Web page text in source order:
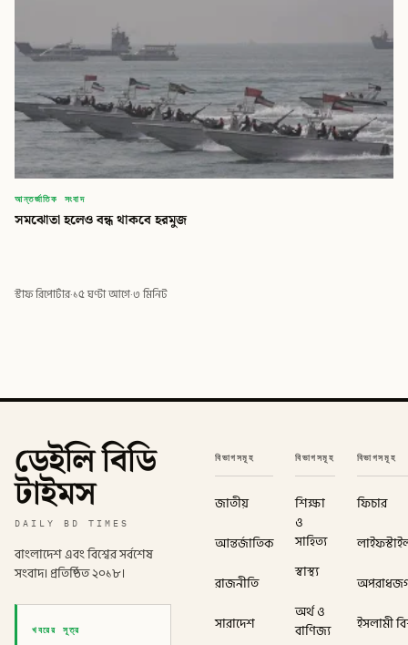
আন্তর্জাতিক সংবাদ
সমঝোতা হলেও বন্ধ থাকবে হরমুজ
স্টাফ রিপোর্টার·১৫ ঘণ্টা আগে·৩ মিনিট
ডেইলি বিডি
টাইমস
DAILY BD TIMES
বাংলাদেশ এবং বিশ্বের সর্বশেষ
সংবাদ। প্রতিষ্ঠিত ২০১৮।
খবরের সূত্র
বিভাগসমূহ
জাতীয়
আন্তর্জাতিক
রাজনীতি
সারাদেশ
বিভাগসমূহ
শিক্ষা
ও
সাহিত্য
স্বাস্থ্য
অর্থ ও
বাণিজ্য
বিভাগসমূহ
ফিচার
ইসলামী